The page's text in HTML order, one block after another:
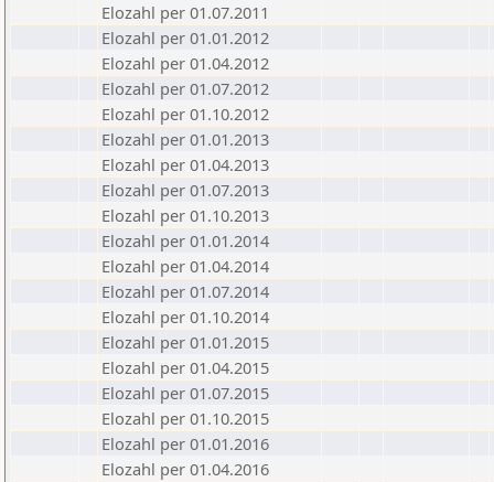
Elozahl per 01.07.2011
Elozahl per 01.01.2012
Elozahl per 01.04.2012
Elozahl per 01.07.2012
Elozahl per 01.10.2012
Elozahl per 01.01.2013
Elozahl per 01.04.2013
Elozahl per 01.07.2013
Elozahl per 01.10.2013
Elozahl per 01.01.2014
Elozahl per 01.04.2014
Elozahl per 01.07.2014
Elozahl per 01.10.2014
Elozahl per 01.01.2015
Elozahl per 01.04.2015
Elozahl per 01.07.2015
Elozahl per 01.10.2015
Elozahl per 01.01.2016
Elozahl per 01.04.2016